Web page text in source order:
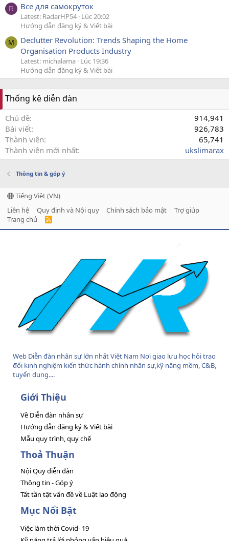
R Все для самокруток
Latest: RadarHP54 Lúc 20:02
Hướng dẫn đăng ký & Viết bài
M
Declutter Revolution: Trends Shaping the Home
Organisation Products Industry
Latest: michalama Lúc 19:36
Hướng dẫn đăng ký & Viết bài
Thống kê diễn đàn
Chủ đề
914,941
Bài viết
926,783
Thành viên
65,741
Thành viên mới nhất
ukslimarax
Thông tin & góp ý
Tiếng Việt (VN)
Liên hệ
Quy định và Nội quy Chính sách bảo mật
Trợ giúp
Trang chủ
R
Web Diễn đàn nhân sự lớn nhất Việt Nam Nơi giao lưu học hỏi trao
đổi kinh nghiệm kiến thức hành chính nhân sự,kỹ năng mềm, C&B,
tuyển dụng....
Giới Thiệu
Về Diễn đàn nhân sự
Hướng dẫn đăng ký & Viết bài
Mẫu quy trình, quy chế
Thoả Thuận
Nội Quy diễn đàn
Thông tin - Góp ý
Tất tần tật vấn đề về Luật lao động
Mục Nổi Bật
Việc làm thời Covid- 19